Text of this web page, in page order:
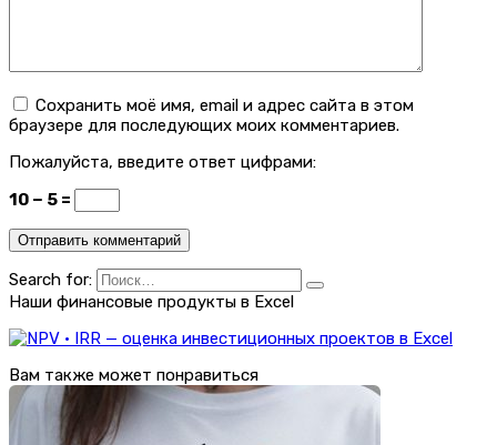
Сохранить моё имя, email и адрес сайта в этом
браузере для последующих моих комментариев.
Пожалуйста, введите ответ цифрами:
10 − 5 =
Search for:
Наши финансовые продукты в Excel
Вам также может понравиться